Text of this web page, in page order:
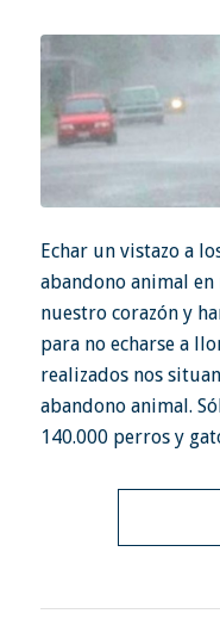
Echar un vistazo a
abandono animal
nuestro corazón y
para no echarse a
realizados nos
abandono animal.
140.000 perros y